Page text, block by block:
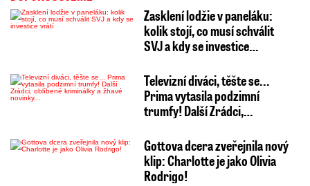
Zasklení lodžie v paneláku:
kolik stojí, co musí schválit
SVJ a kdy se investice…
Televizní diváci, těšte se...
Prima vytasila podzimní
trumfy! Další Zrádci,…
Gottova dcera zveřejnila nový
klip: Charlotte je jako Olivia
Rodrigo!